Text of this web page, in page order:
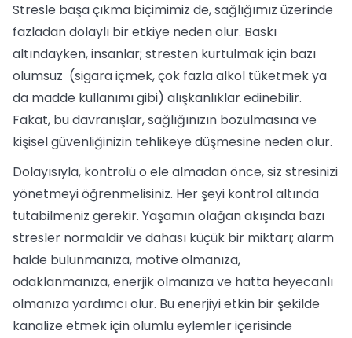
Stresle başa çıkma biçimimiz de, sağlığımız üzerinde
fazladan dolaylı bir etkiye neden olur. Baskı
altındayken, insanlar; stresten kurtulmak için bazı
olumsuz (sigara içmek, çok fazla alkol tüketmek ya
da madde kullanımı gibi) alışkanlıklar edinebilir.
Fakat, bu davranışlar, sağlığınızın bozulmasına ve
kişisel güvenliğinizin tehlikeye düşmesine neden olur.
Dolayısıyla, kontrolü o ele almadan önce, siz stresinizi
yönetmeyi öğrenmelisiniz. Her şeyi kontrol altında
tutabilmeniz gerekir. Yaşamın olağan akışında bazı
stresler normaldir ve dahası küçük bir miktarı; alarm
halde bulunmanıza, motive olmanıza,
odaklanmanıza, enerjik olmanıza ve hatta heyecanlı
olmanıza yardımcı olur. Bu enerjiyi etkin bir şekilde
kanalize etmek için olumlu eylemler içerisinde